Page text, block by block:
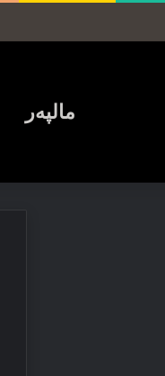
مالپەر